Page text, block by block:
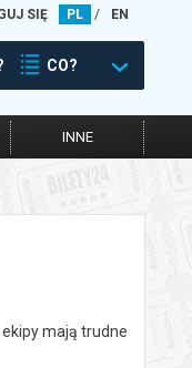
SIĘ PL / EN
CO?
INNE
mają trudne